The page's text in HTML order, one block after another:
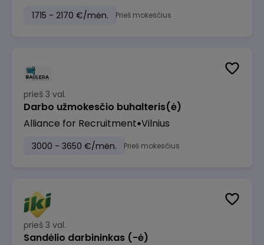
1715 - 2170 €/mėn. Prieš mokesčius
prieš 3 val.
Darbo užmokesčio buhalteris(ė)
Alliance for Recruitment Vilnius
3000 - 3650 €/mėn. Prieš mokesčius
prieš 3 val.
Sandėlio darbininkas (-ė)